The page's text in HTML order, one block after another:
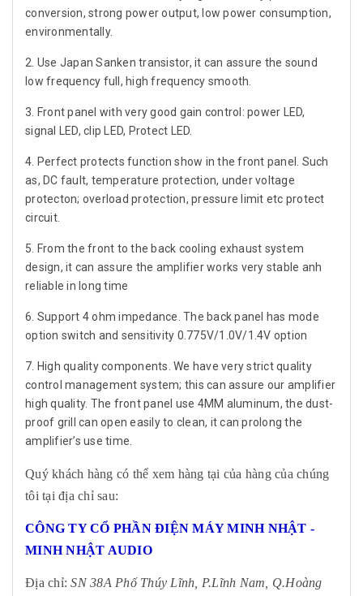
conversion, strong power output, low power consumption,
environmentally.
2. Use Japan Sanken transistor, it can assure the sound
low frequency full, high frequency smooth.
3. Front panel with very good gain control: power LED,
signal LED, clip LED, Protect LED.
4. Perfect protects function show in the front panel. Such
as, DC fault, temperature protection, under voltage
protecton; overload protection, pressure limit etc protect
circuit.
5. From the front to the back cooling exhaust system
design, it can assure the amplifier works very stable anh
reliable in long time
6. Support 4 ohm impedance. The back panel has mode
option switch and sensitivity 0.775V/1.0V/1.4V option
7. High quality components. We have very strict quality
control management system; this can assure our amplifier
high quality. The front panel use 4MM aluminum, the dust-
proof grill can open easily to clean, it can prolong the
amplifier’s use time.
Quý khách hàng có thể xem hàng tại của hàng của chúng
tôi tại địa chỉ sau:
CÔNG TY CỔ PHẦN ĐIỆN MÁY MINH NHẬT -
MINH NHẬT AUDIO
Địa chỉ:SN 38A Phố Thúy Lĩnh, P.Lĩnh Nam, Q.Hoàng